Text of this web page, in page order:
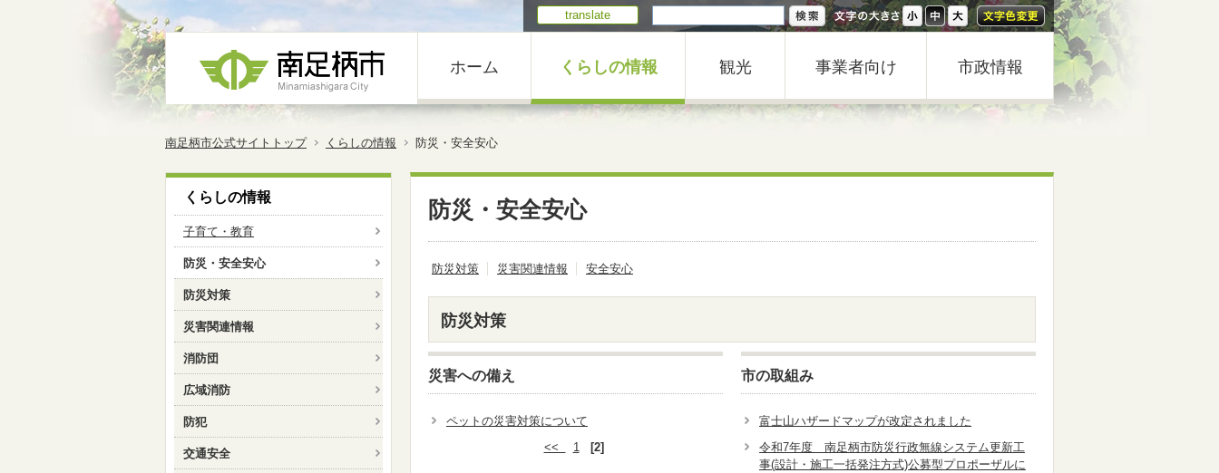
translate
ホーム くらしの情報 観光 事業者向け 市政情報
南足柄市公式サイトトップ くらしの情報 防災・安全安心
防災・安全安心
防災対策 災害関連情報 安全安心
防災対策
災害への備え
ペットの災害対策について
<<
1 [2]
市の取組み
富士山ハザードマップが改定されました
令和7年度 南足柄市防災行政無線システム更新工
事(設計・施工一括発注方式)公募型プロポーザルに
くらしの情報
子育て・教育
防災・安全安心
防災対策
災害関連情報
消防団
広域消防
防犯
交通安全